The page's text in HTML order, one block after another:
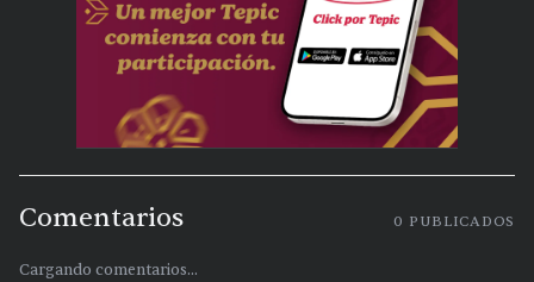
Comentarios 0 PUBLICADOS
Cargando comentarios...